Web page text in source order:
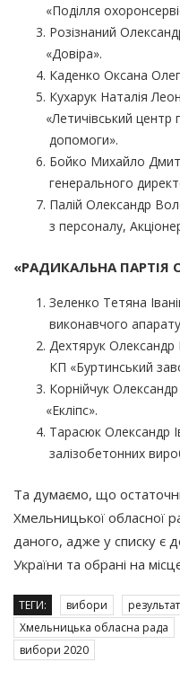
«Поділля
Розізнаний
«Довіра».
Каденко Оксана
Кухарук Наталія
«Летичівський центр
допомоги».
Бойко Михайло
генерального
Палій Олександр
з персоналу,
«РАДИКАЛЬНА ПАРТІЯ
Зеленко Тетяна
виконавчого
Дехтярук
КП «Буртинський
Корнійчук
«Екліпс».
Тарасюк Олександр
залізобетонних
Та думаємо, що
Хмельницької обласної
даного, адже у списку є
України та обрані на
ТЕГИ: вибори
Хмельницька обласна рада
вибори 2020